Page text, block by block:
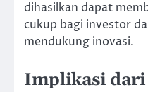
dihasilkan dapat
cukup bagi investor
mendukung inovasi.
Implikasi dari